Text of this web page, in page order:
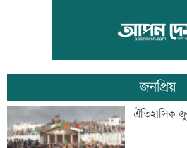
তনু হত্যার
হাফিজুরকে
দুদকের
কারাদণ্ড
জনপ্রিয়
ঐতিহাসিক